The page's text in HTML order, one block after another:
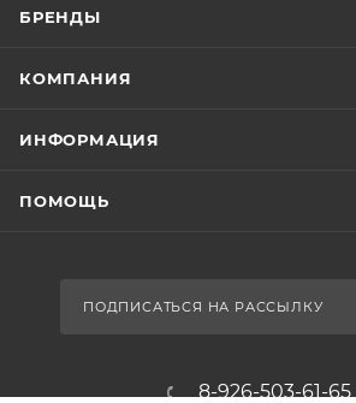
БРЕНДЫ
КОМПАНИЯ
ИНФОРМАЦИЯ
ПОМОЩЬ
ПОДПИСАТЬСЯ НА РАССЫЛКУ
8-926-503-61-65